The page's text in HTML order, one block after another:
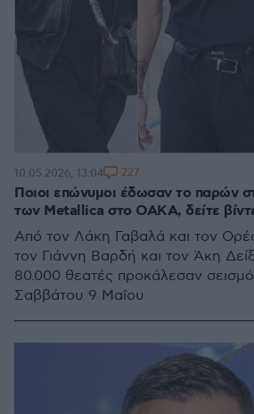
Ποιοι επώνυμοι έδωσαν το παρών
των Metallica στο ΟΑΚΑ, δείτε
Από τον Λάκη Γαβαλά και τον
τον Γιάννη Βαρδή και τον Άκη
80.000 θεατές προκάλεσαν
Σαββάτου 9 Μαΐου
10.05.2026, 13:04 227